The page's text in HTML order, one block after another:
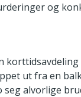
og
korttidsavdeling
ut fra en
seg alvorlige